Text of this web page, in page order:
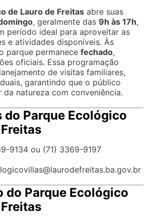
de Lauro de Freitas abre suas
, geralmente das9h às 17h,
período ideal para aproveitar as
e atividades disponíveis. Às
parque permanecefechado,
oficiais. Essa programação
de visitas familiares,
garantindo que o público
natureza com conveniência.
do Parque Ecológico
9134 ou (71) 3369-9197
do Parque Ecológico